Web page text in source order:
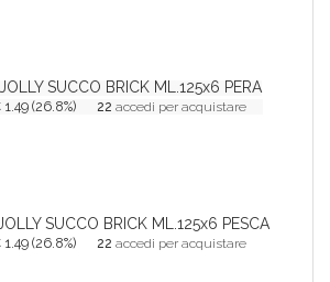
JOLLY SUCCO BRICK ML.125x6 PERA
(26.8%) 22 accedi per acquistare
SUCCO BRICK ML.125x6 PESCA
(26.8%) 22 accedi per acquistare